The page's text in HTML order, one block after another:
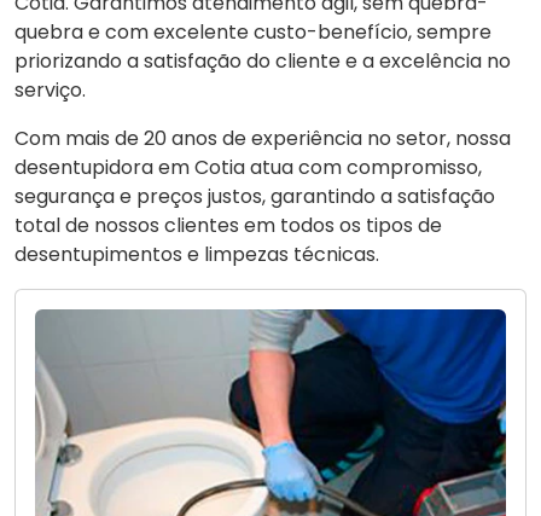
quebra e com excelente custo-benefício, sempre
priorizando a satisfação do cliente e a excelência no
serviço.
Com mais de 20 anos de experiência no setor, nossa
desentupidora em Cotia atua com compromisso,
segurança e preços justos, garantindo a satisfação
total de nossos clientes em todos os tipos de
desentupimentos e limpezas técnicas.